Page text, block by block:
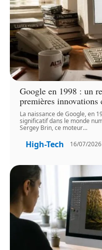
Google en 1998 : un
premières innovations
La naissance de Google, en
significatif dans le monde
Sergey Brin, ce moteur…
High-Tech 16/07/2026